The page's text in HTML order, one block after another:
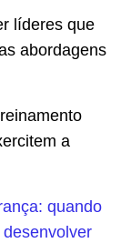
líderes que
abordagens
a
quando